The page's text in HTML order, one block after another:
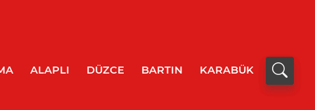
ALAPLI DÜZCE BARTIN KARABÜK